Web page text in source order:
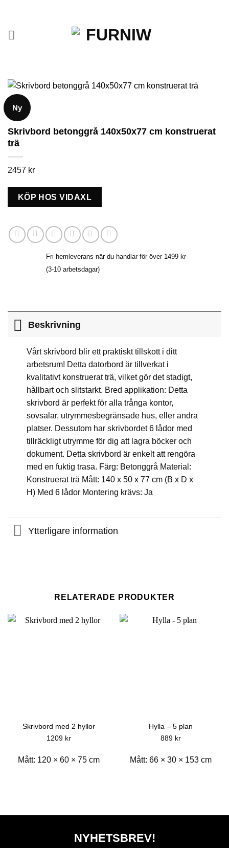
content
Ny
Skrivbord betonggrå 140x50x77 cm konstruerat
trä
2457 kr
KÖP HOS VIDAXL
Fri hemleverans när du handlar för över 1499 kr
(3-10 arbetsdagar)
Beskrivning
Vårt skrivbord blir ett praktiskt tillskott i ditt
arbetsrum! Detta datorbord är tillverkat i
kvalitativt konstruerat trä, vilket gör det stadigt,
hållbart och slitstarkt. Bred applikation: Detta
skrivbord är perfekt för alla trånga kontor,
sovsalar, utrymmesbegränsade hus, eller andra
platser. Dessutom har skrivbordet 6 lådor med
tillräckligt utrymme för dig att lagra böcker och
dokument. Detta skrivbord är enkelt att rengöra
med en fuktig trasa. Färg: Betonggrå Material:
Konstruerat trä Mått: 140 x 50 x 77 cm (B x D x
H) Med 6 lådor Montering krävs: Ja
Ytterligare information
RELATERADE PRODUKTER
Skrivbord med 2 hyllor
1209 kr
Mått: 120 × 60 × 75 cm
Hylla – 5 plan
889 kr
Mått: 66 × 30 × 153 cm
NYHETSBREV!